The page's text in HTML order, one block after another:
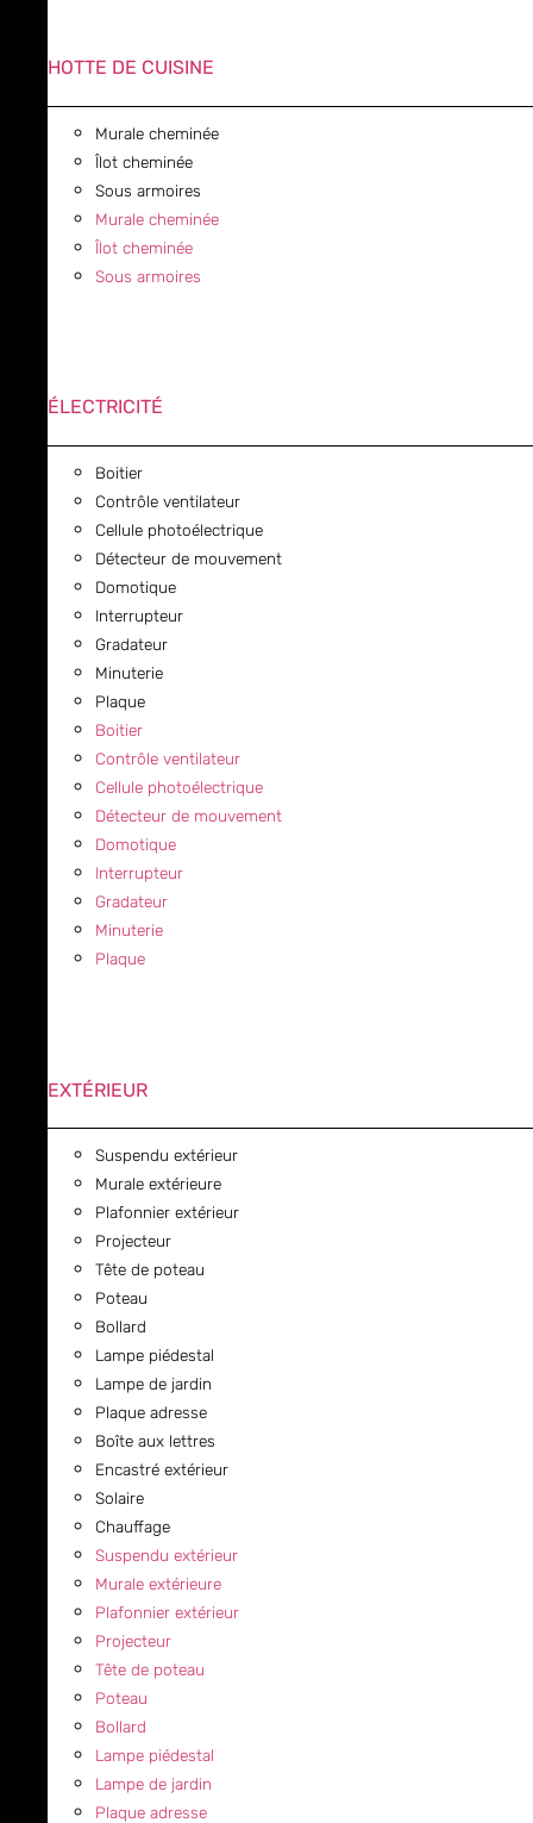
HOTTE DE CUISINE
Murale cheminée
Îlot cheminée
Sous armoires
Murale cheminée
Îlot cheminée
Sous armoires
ÉLECTRICITÉ
Boitier
Contrôle ventilateur
Cellule photoélectrique
Détecteur de mouvement
Domotique
Interrupteur
Gradateur
Minuterie
Plaque
Boitier
Contrôle ventilateur
Cellule photoélectrique
Détecteur de mouvement
Domotique
Interrupteur
Gradateur
Minuterie
Plaque
EXTÉRIEUR
Suspendu extérieur
Murale extérieure
Plafonnier extérieur
Projecteur
Tête de poteau
Poteau
Bollard
Lampe piédestal
Lampe de jardin
Plaque adresse
Boîte aux lettres
Encastré extérieur
Solaire
Chauffage
Suspendu extérieur
Murale extérieure
Plafonnier extérieur
Projecteur
Tête de poteau
Poteau
Bollard
Lampe piédestal
Lampe de jardin
Plaque adresse